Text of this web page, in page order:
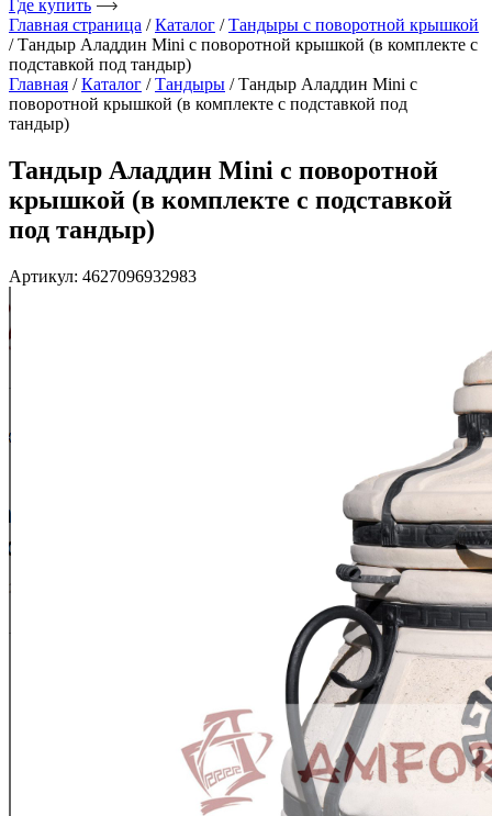
Где купить
Главная страница /Каталог /Тандыры с поворотной крышкой
/Тандыр Аладдин Mini с поворотной крышкой (в комплекте с
подставкой под тандыр)
Главная /Каталог /Тандыры / Тандыр Аладдин Mini с
поворотной крышкой (в комплекте с подставкой под
тандыр)
Тандыр Аладдин Mini с поворотной
крышкой (в комплекте с подставкой
под тандыр)
Артикул: 4627096932983